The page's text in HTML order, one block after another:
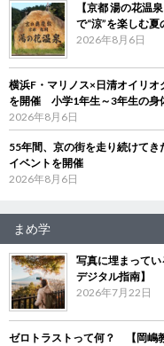
【京都 湯の花温
で“涼”を楽しむ
2026年8月6日
横浜F・マリノス×日清オイリオ
を開催 小学1年生～3年生の身
2026年8月6日
55年間、京の街を走り続けて
イベントを開催
2026年8月6日
まめ学
写真に埋まって
デジタル指南】
2026年7月22日
ゼロトラストって何？ 【岡嶋